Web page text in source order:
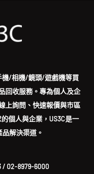
機/相機/鏡頭/遊戲機等買
回收服務。專為個人及企
上詢問、快速報價與市區
個人與企業，US3C是一
解決渠道。
/02-8979-6000